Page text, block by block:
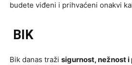
budete viđeni i prihvaćeni onakvi
BIK
Bik danas traži sigurnost, nežnost